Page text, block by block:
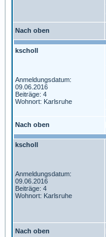
Nach oben
kscholl
Anmeldungsdatum:
09.06.2016
Beiträge: 4
Wohnort: Karlsruhe
Nach oben
kscholl
Anmeldungsdatum:
09.06.2016
Beiträge: 4
Wohnort: Karlsruhe
Nach oben